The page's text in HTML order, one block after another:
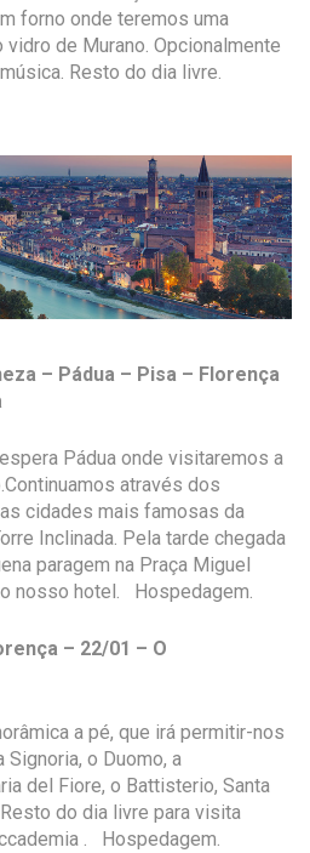
forno onde teremos uma
de Murano. Opcionalmente
Resto do dia livre.
– Pádua – Pisa – Florença
Pádua onde visitaremos a
através dos
cidades mais famosas da
Inclinada. Pela tarde chegada
paragem na Praça Miguel
nosso hotel. Hospedagem.
– 22/01 – O
a pé, que irá permitir-nos
o Duomo, a
del Fiore, o Battisterio, Santa
do dia livre para visita
. Hospedagem.